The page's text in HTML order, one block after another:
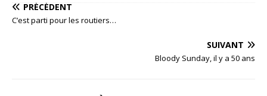
PRÉCÉDENT
C’est parti pour les routiers…
SUIVANT
Bloody Sunday, il y a 50 ans